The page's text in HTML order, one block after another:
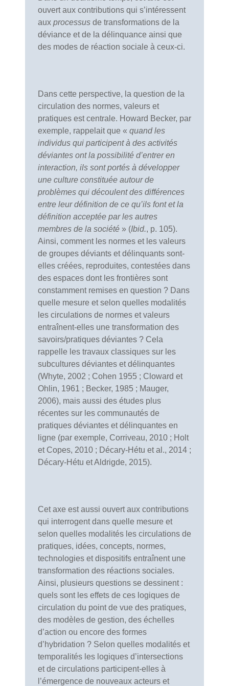
ouvert aux contributions qui s’intéressent
aux processus de transformations de la
déviance et de la délinquance ainsi que
des modes de réaction sociale à ceux-ci.
Dans cette perspective, la question de la
circulation des normes, valeurs et
pratiques est centrale. Howard Becker, par
exemple, rappelait que « quand les
individus qui participent à des activités
déviantes ont la possibilité d’entrer en
interaction, ils sont portés à développer
une culture constituée autour de
problèmes qui découlent des différences
entre leur définition de ce qu’ils font et la
définition acceptée par les autres
membres de la société » (Ibid., p. 105).
Ainsi, comment les normes et les valeurs
de groupes déviants et délinquants sont-
elles créées, reproduites, contestées dans
des espaces dont les frontières sont
constamment remises en question ? Dans
quelle mesure et selon quelles modalités
les circulations de normes et valeurs
entraînent-elles une transformation des
savoirs/pratiques déviantes ? Cela
rappelle les travaux classiques sur les
subcultures déviantes et délinquantes
(Whyte, 2002 ; Cohen 1955 ; Cloward et
Ohlin, 1961 ; Becker, 1985 ; Mauger,
2006), mais aussi des études plus
récentes sur les communautés de
pratiques déviantes et délinquantes en
ligne (par exemple, Corriveau, 2010 ; Holt
et Copes, 2010 ; Décary-Hétu et al., 2014 ;
Décary-Hétu et Aldrigde, 2015).
Cet axe est aussi ouvert aux contributions
qui interrogent dans quelle mesure et
selon quelles modalités les circulations de
pratiques, idées, concepts, normes,
technologies et dispositifs entraînent une
transformation des réactions sociales.
Ainsi, plusieurs questions se dessinent :
quels sont les effets de ces logiques de
circulation du point de vue des pratiques,
des modèles de gestion, des échelles
d’action ou encore des formes
d’hybridation ? Selon quelles modalités et
temporalités les logiques d’intersections
et de circulations participent-elles à
l’émergence de nouveaux acteurs et